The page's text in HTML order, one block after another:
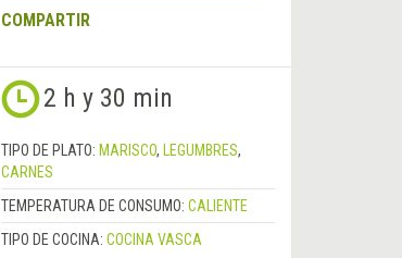
COMPARTIR
2 h y 30 min
TIPO DE PLATO: MARISCO, LEGUMBRES,
CARNES
TEMPERATURA DE CONSUMO: CALIENTE
TIPO DE COCINA: COCINA VASCA